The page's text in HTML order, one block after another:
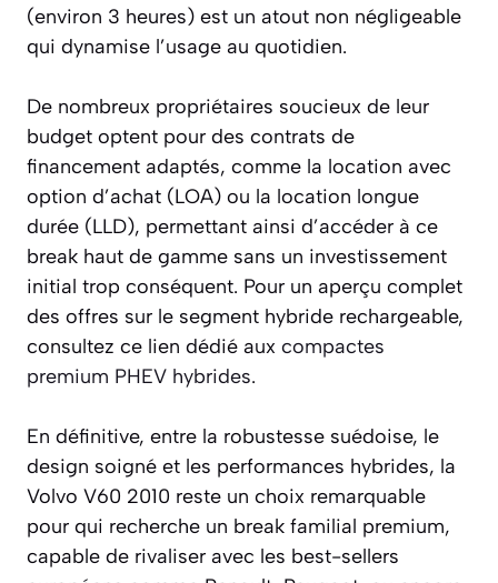
(environ 3 heures) est un atout non négligeable
qui dynamise l’usage au quotidien.
De nombreux propriétaires soucieux de leur
budget optent pour des contrats de
financement adaptés, comme la location avec
option d’achat (LOA) ou la location longue
durée (LLD), permettant ainsi d’accéder à ce
break haut de gamme sans un investissement
initial trop conséquent. Pour un aperçu complet
des offres sur le segment hybride rechargeable,
consultez ce lien dédié aux compactes
premium PHEV hybrides.
En définitive, entre la robustesse suédoise, le
design soigné et les performances hybrides, la
Volvo V60 2010 reste un choix remarquable
pour qui recherche un break familial premium,
capable de rivaliser avec les best-sellers